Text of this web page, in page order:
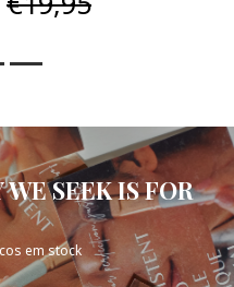
SEEK IS FOR
em stock